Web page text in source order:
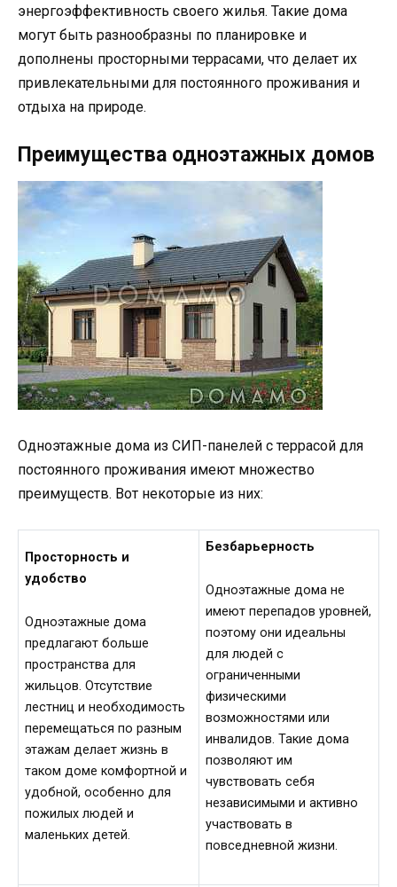
энергоэффективность своего жилья. Такие дома
могут быть разнообразны по планировке и
дополнены просторными террасами, что делает их
привлекательными для постоянного проживания и
отдыха на природе.
Преимущества одноэтажных домов
Одноэтажные дома из СИП-панелей с террасой для
постоянного проживания имеют множество
преимуществ. Вот некоторые из них:
Просторность и
удобство
Одноэтажные дома
предлагают больше
пространства для
жильцов. Отсутствие
лестниц и необходимость
перемещаться по разным
этажам делает жизнь в
таком доме комфортной и
удобной, особенно для
пожилых людей и
маленьких детей.
Безбарьерность
Одноэтажные дома не
имеют перепадов уровней,
поэтому они идеальны
для людей с
ограниченными
физическими
возможностями или
инвалидов. Такие дома
позволяют им
чувствовать себя
независимыми и активно
участвовать в
повседневной жизни.